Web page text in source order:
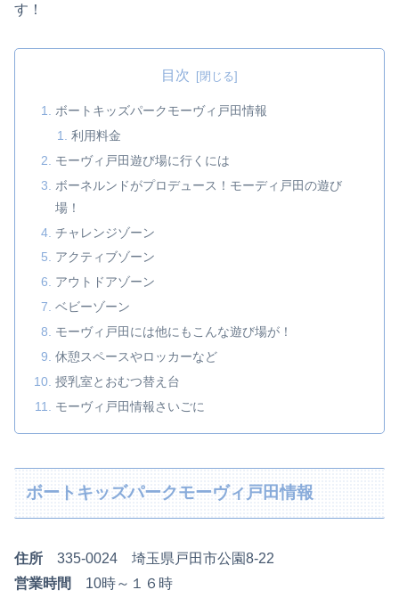
す！
目次
ボートキッズパークモーヴィ戸田情報
利用料金
モーヴィ戸田遊び場に行くには
ボーネルンドがプロデュース！モーディ戸田の遊び
場！
チャレンジゾーン
アクティブゾーン
アウトドアゾーン
ベビーゾーン
モーヴィ戸田には他にもこんな遊び場が！
休憩スペースやロッカーなど
授乳室とおむつ替え台
モーヴィ戸田情報さいごに
ボートキッズパークモーヴィ戸田情報
住所 335-0024 埼玉県戸田市公園8-22
営業時間
10時～１６時